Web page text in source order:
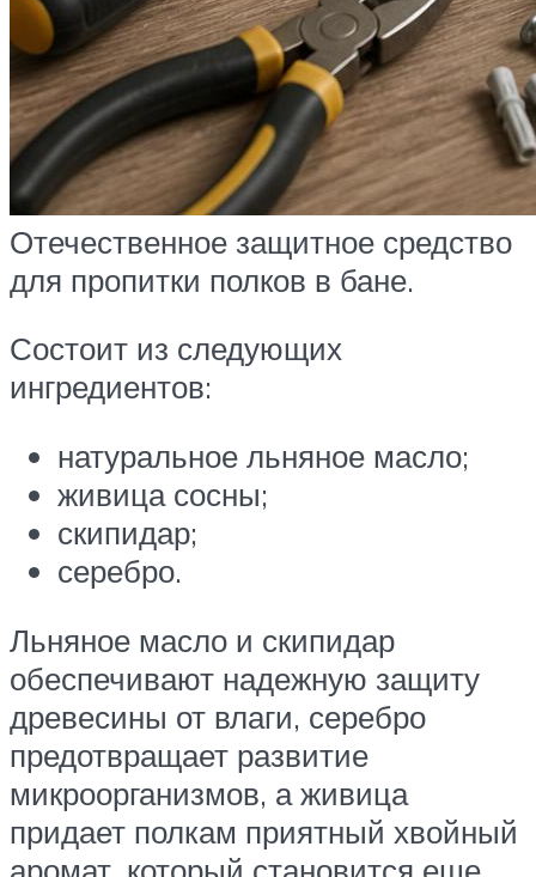
Отечественное защитное средство
для пропитки полков в бане.
Состоит из следующих
ингредиентов:
натуральное льняное масло;
живица сосны;
скипидар;
серебро.
Льняное масло и скипидар
обеспечивают надежную защиту
древесины от влаги, серебро
предотвращает развитие
микроорганизмов, а живица
придает полкам приятный хвойный